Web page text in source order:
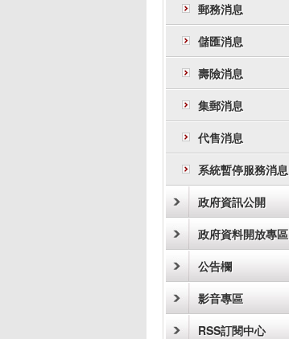
郵務消息
儲匯消息
壽險消息
集郵消息
代售消息
系統暫停服務消息
政府資訊公開
政府資料開放專區
公告欄
影音專區
RSS訂閱中心